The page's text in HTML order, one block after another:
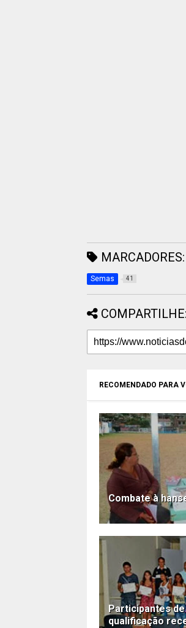
MARCADORES:
Semas 41
COMPARTILHE:
RECOMENDADO PARA
Combate à
Participantes
qualificação